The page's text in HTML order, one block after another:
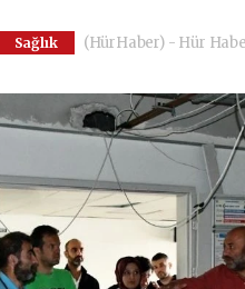
Sağlık (HürHaber) - Hür